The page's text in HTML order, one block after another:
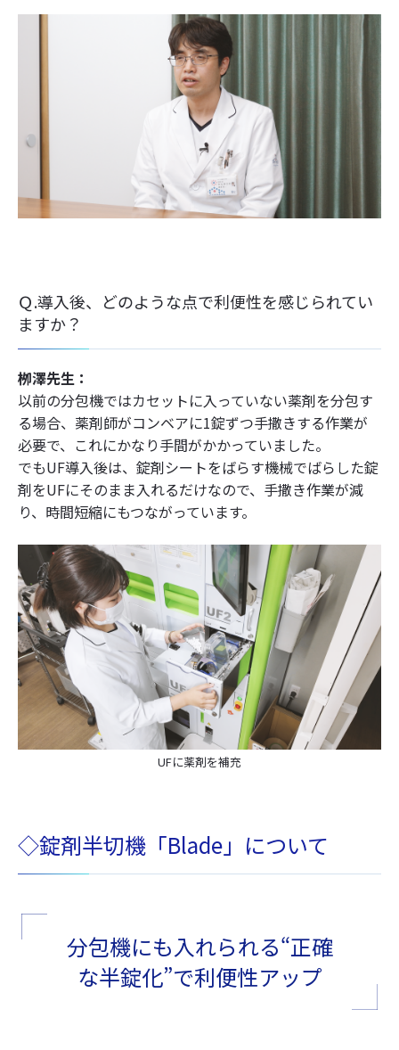
Ｑ.導入後、どのような点で利便性を感じられてい
ますか？
栁澤先生：
以前の分包機ではカセットに入っていない薬剤を分包す
る場合、薬剤師がコンベアに1錠ずつ手撒きする作業が
必要で、これにかなり手間がかかっていました。
でもUF導入後は、錠剤シートをばらす機械でばらした錠
剤をUFにそのまま入れるだけなので、手撒き作業が減
り、時間短縮にもつながっています。
UFに薬剤を補充
◇錠剤半切機「Blade」について
分包機にも入れられる“正確
な半錠化”で利便性アップ